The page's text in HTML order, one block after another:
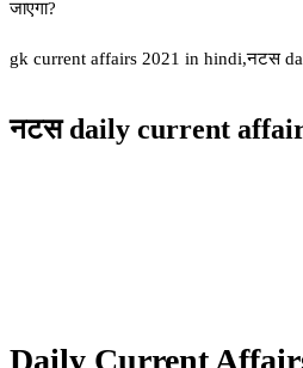
जाएगा?
gk current affairs 2021 in hindi,नटस
नटस daily current
Daily Current